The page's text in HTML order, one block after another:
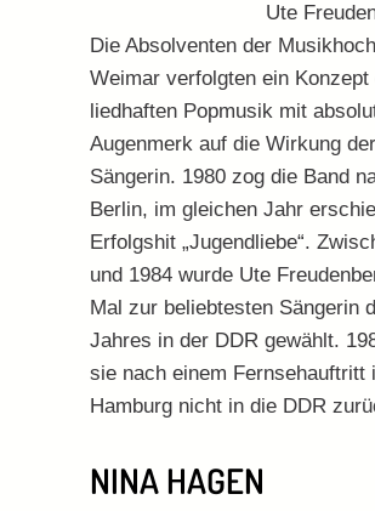
Ute
Die Absolventen der
Weimar verfolgten ein Konzept
liedhaften Popmusik mit
Augenmerk auf die Wirkung der
Sängerin. 1980 zog die Band
Berlin, im gleichen Jahr
Erfolgshit „Jugendliebe“.
und 1984 wurde Ute
Mal zur beliebtesten Sängerin
Jahres in der DDR gewählt.
sie nach einem Fernsehauftritt
Hamburg nicht in die DDR
NINA HAGEN